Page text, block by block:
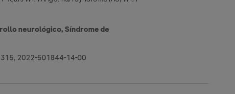
neurológico,Síndrome de
2022-501844-14-00
effect, please contact your local